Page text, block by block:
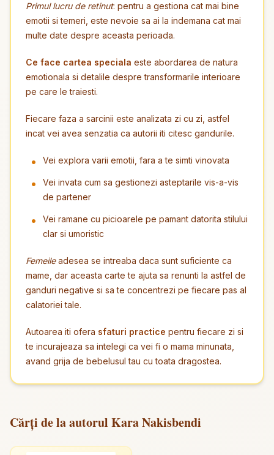
Primul lucru de retinut: pentru a gestiona cat mai bine
emotii si temeri, este nevoie sa ai la indemana cat mai
multe date despre aceasta perioada.
Ce face cartea speciala este abordarea de natura
emotionala si detalile despre transformarile interioare
pe care le traiesti.
Fiecare faza a sarcinii este analizata zi cu zi, astfel
incat vei avea senzatia ca autorii iti citesc gandurile.
Vei explora varii emotii, fara a te simti vinovata
Vei invata cum sa gestionezi asteptarile vis-a-vis
de partener
Vei ramane cu picioarele pe pamant datorita stilului
clar si umoristic
Femeileadesea se intreaba daca sunt suficiente ca
mame, dar aceasta carte te ajuta sa renunti la astfel de
ganduri negative si sa te concentrezi pe fiecare pas al
calatoriei tale.
Autoarea iti ofera sfaturi practice pentru fiecare zi si
te incurajeaza sa intelegi ca vei fi o mama minunata,
avand grija de bebelusul tau cu toata dragostea.
Cărți de la autorul Kara Nakisbendi